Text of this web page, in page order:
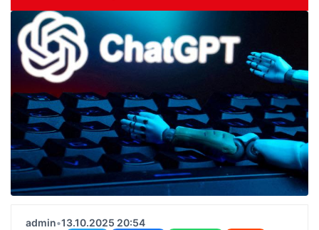
admin•13.10.2025 20:54